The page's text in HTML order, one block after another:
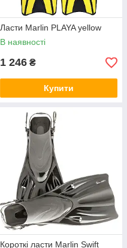
Ласти Marlin PLAYA yellow
В наявності
1 246 ₴
Купити
Короткі ласти Marlin Swift